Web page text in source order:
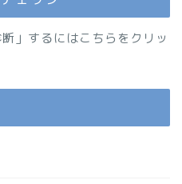
」するにはこちらをクリッ